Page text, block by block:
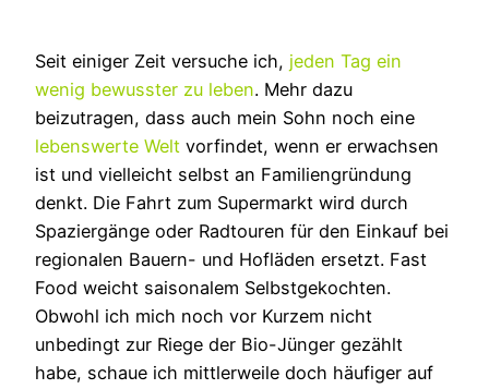
Seit einiger Zeit versuche ich, jeden Tag ein
wenig bewusster zu leben. Mehr dazu
beizutragen, dass auch mein Sohn noch eine
lebenswerte Welt vorfindet, wenn er erwachsen
ist und vielleicht selbst an Familiengründung
denkt. Die Fahrt zum Supermarkt wird durch
Spaziergänge oder Radtouren für den Einkauf bei
regionalen Bauern- und Hofläden ersetzt. Fast
Food weicht saisonalem Selbstgekochten.
Obwohl ich mich noch vor Kurzem nicht
unbedingt zur Riege der Bio-Jünger gezählt
habe, schaue ich mittlerweile doch häufiger auf